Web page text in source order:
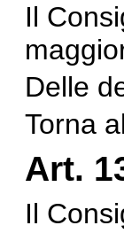
Il
Delle
Torna
Art.
Il